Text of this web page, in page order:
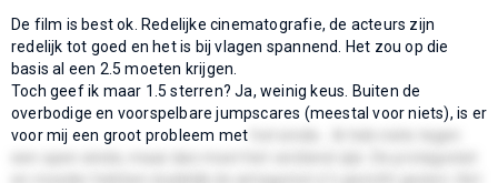
De film is best ok. Redelijke cinematografie, de acteurs zijn
redelijk tot goed en het is bij vlagen spannend. Het zou op die
basis al een 2.5 moeten krijgen.
Toch geef ik maar 1.5 sterren? Ja, weinig keus. Buiten de
overbodige en voorspelbare jumpscares (meestal voor niets), is er
voor mij een groot probleem met